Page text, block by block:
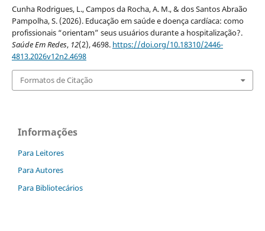
Cunha Rodrigues, L., Campos da Rocha, A. M., & dos Santos Abraão
Pampolha, S. (2026). Educação em saúde e doença cardíaca: como
profissionais “orientam” seus usuários durante a hospitalização?.
Saúde Em Redes, 12(2), 4698. https://doi.org/10.18310/2446-
4813.2026v12n2.4698
Formatos de Citação
Informações
Para Leitores
Para Autores
Para Bibliotecários